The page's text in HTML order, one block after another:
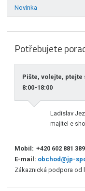
Novinka
Potřebujete
Pište, volejte, ptejte
8:00-18:00
Ladislav
majitel e-
Mobil: +420 602 881 389
E-mail: obchod@jp-
Zákaznická podpora od